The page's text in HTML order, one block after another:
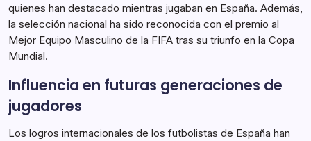
quienes han destacado mientras jugaban en España. Además,
la selección nacional ha sido reconocida con el premio al
Mejor Equipo Masculino de la FIFA tras su triunfo en la Copa
Mundial.
Influencia en futuras generaciones de
jugadores
Los logros internacionales de los futbolistas de España han